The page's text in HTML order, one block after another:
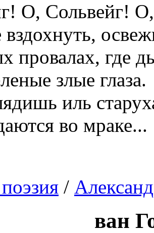
О, Сольвейг!
провалах, где
злые глаза.
иль
во мраке...
/
ван